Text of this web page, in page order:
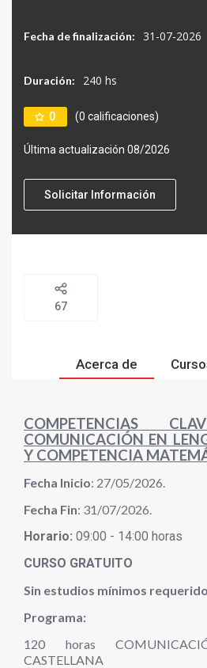
Fecha de finalización: 31-07-2026
Duración: 240 hs
0 (0 calificaciones)
Última actualización 08/2026
Solicitar Información
67
Acerca de
COMPETENCIAS
COMUNICACIÓN EN
Y COMPETENCIA
Fecha Inicio: 27/05/2026.
Fecha Fin: 31/07/2026.
Horario: 09:00 - 14:00 horas
CURSO GRATUITO
Sin estudios mínimos
Programa:
120 horas
CASTELLANA